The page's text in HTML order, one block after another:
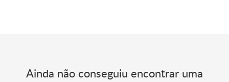
Ainda não conseguiu encontrar uma